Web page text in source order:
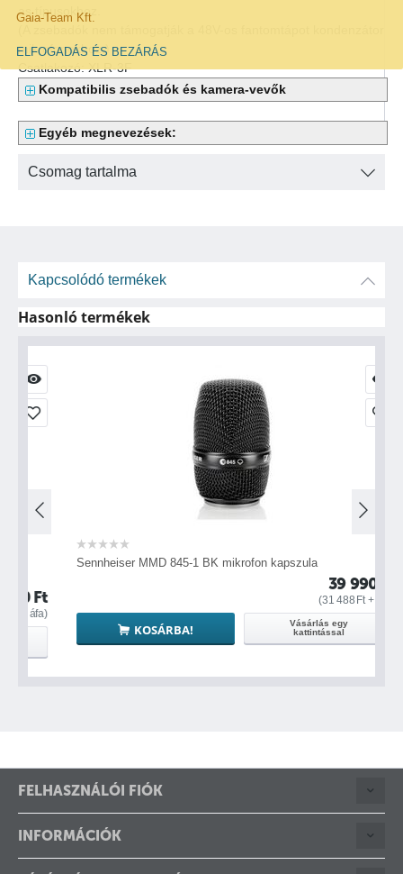
Gaia-Team Kft.
ELFOGADÁS ÉS BEZÁRÁS
as típusokhoz.
mikrofonokhoz.)
Csatlakozó: XLR-3F
Kompatibilis zsebadók és kamera-vevők
Egyéb megnevezések:
Csomag tartalma
Kapcsolódó termékek
Hasonló termékek
Sennheiser MMD 845-1 BK mikrofon kapszula
39 990 Ft
31 488 Ft+ áfa)
KOSÁRBA!
Vásárlás egy
kattintással
FELHASZNÁLÓI FIÓK
INFORMÁCIÓK